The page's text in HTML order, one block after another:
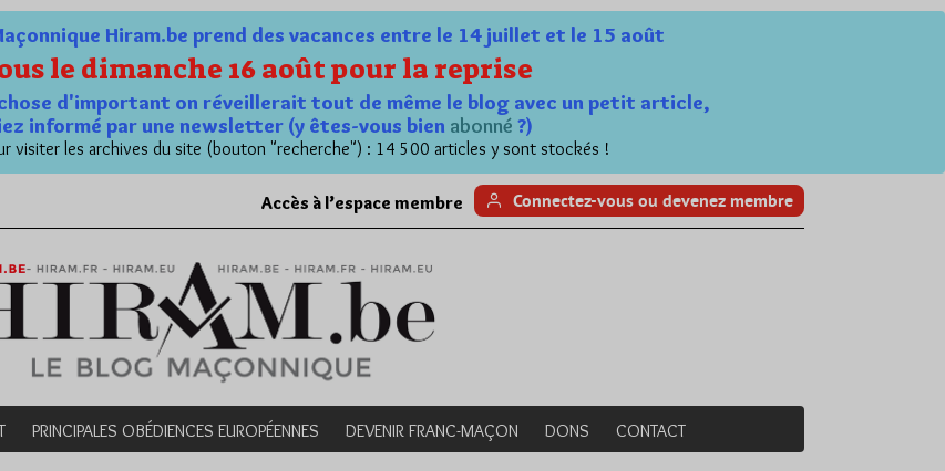
Hiram.be prend des vacances entre le 14 juillet et le 15 août
le dimanche 16 août pour la reprise
d'important on réveillerait tout de même le blog avec un petit article,
informé par une newsletter (y êtes-vous bien abonné ?)
visiter les archives du site (bouton "recherche") : 14 500 articles y sont stockés !
Accès à l’espace membre Connectez-vous ou devenez membre
PRINCIPALES OBÉDIENCES EUROPÉENNES DEVENIR FRANC-MAÇON DONS CONTACT